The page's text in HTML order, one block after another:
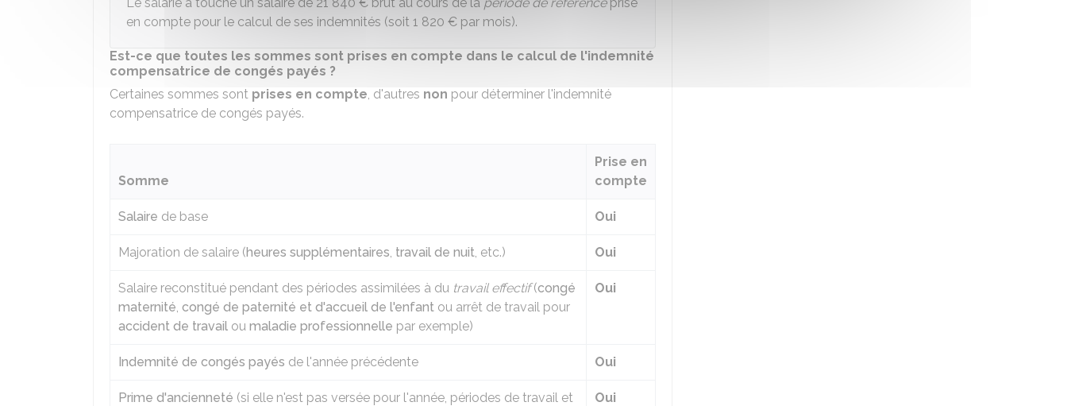
en compte pour le calcul de ses indemnités (soit 1 820 € par mois).
Est-ce que toutes les sommes sont prises en compte dans le calcul de l'indemnité
compensatrice de congés payés ?
Certaines sommes sont prises en compte, d'autres non pour déterminer l'indemnité
compensatrice de congés payés.
Somme
Prise en
compte
Salaire de base Oui
Majoration de salaire (heures supplémentaires, travail de nuit, etc.) Oui
Salaire reconstitué pendant des périodes assimilées à du travail effectif(congé
maternité, congé de paternité et d'accueil de l'enfant ou arrêt de travail pour
accident de travail ou maladie professionnelle par exemple)
Oui
Indemnité de congés payés de l'année précédente Oui
Prime d'ancienneté (si elle n'est pas versée pour l'année, périodes de travail et
Oui